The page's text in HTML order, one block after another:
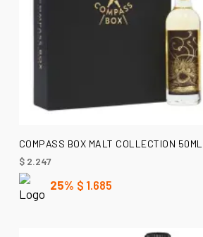
AÑADIR AL CARRITO
COMPASS BOX MALT COLLECTION 50ML
$2.247
25% $ 1.685